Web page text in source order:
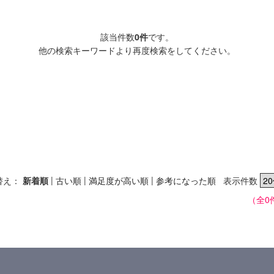
該当件数0件です。
他の検索キーワードより再度検索をしてください。
： 新着順 | 古い順 | 満足度が高い順 | 参考になった順 表示件数
（全